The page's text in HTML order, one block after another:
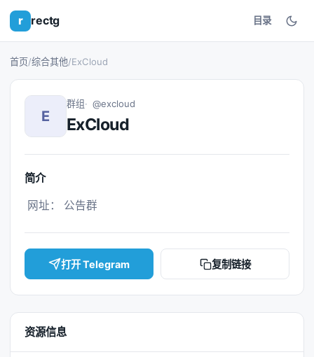
r rectg 目录
首页/综合其他/ExCloud
E
群组 @excloud
ExCloud
简介
网址： 公告群
打开 Telegram 复制链接
资源信息